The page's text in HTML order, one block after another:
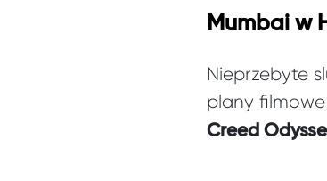
Mumbai w
Nieprzebyte
plany
Creed